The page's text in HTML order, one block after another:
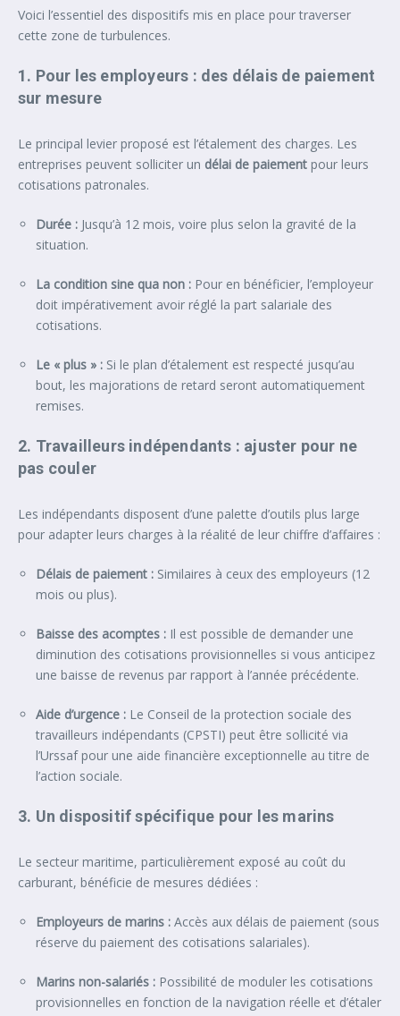
Voici l’essentiel des dispositifs mis en place pour traverser
cette zone de turbulences.
1. Pour les employeurs : des délais de paiement
sur mesure
Le principal levier proposé est l’étalement des charges. Les
entreprises peuvent solliciter un délai de paiement pour leurs
cotisations patronales.
Durée : Jusqu’à 12 mois, voire plus selon la gravité de la
situation.
La condition sine qua non : Pour en bénéficier, l’employeur
doit impérativement avoir réglé la part salariale des
cotisations.
Le « plus » : Si le plan d’étalement est respecté jusqu’au
bout, les majorations de retard seront automatiquement
remises.
2. Travailleurs indépendants : ajuster pour ne
pas couler
Les indépendants disposent d’une palette d’outils plus large
pour adapter leurs charges à la réalité de leur chiffre d’affaires :
Délais de paiement : Similaires à ceux des employeurs (12
mois ou plus).
Baisse des acomptes : Il est possible de demander une
diminution des cotisations provisionnelles si vous anticipez
une baisse de revenus par rapport à l’année précédente.
Aide d’urgence : Le Conseil de la protection sociale des
travailleurs indépendants (CPSTI) peut être sollicité via
l’Urssaf pour une aide financière exceptionnelle au titre de
l’action sociale.
3. Un dispositif spécifique pour les marins
Le secteur maritime, particulièrement exposé au coût du
carburant, bénéficie de mesures dédiées :
Employeurs de marins : Accès aux délais de paiement (sous
réserve du paiement des cotisations salariales).
Marins non-salariés : Possibilité de moduler les cotisations
provisionnelles en fonction de la navigation réelle et d’étaler